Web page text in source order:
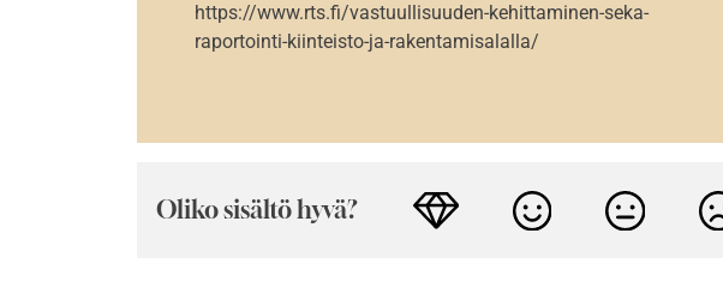
https://www.rts.fi/vastuullisuuden-kehittaminen-seka-
raportointi-kiinteisto-ja-rakentamisalalla/
Oliko sisältö hyvä?